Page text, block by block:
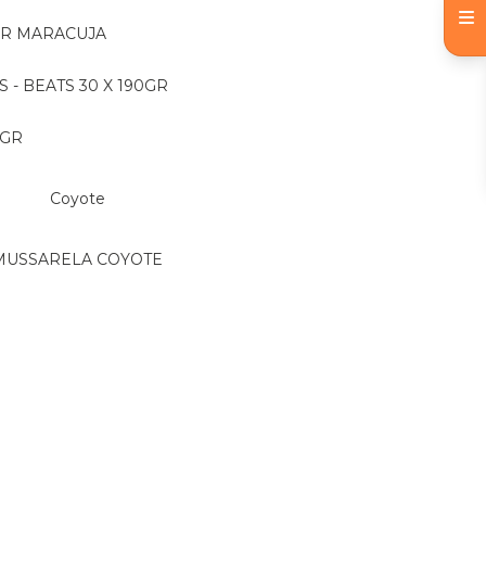
MARACUJA
- BEATS 30 X 190GR
Coyote
MUSSARELA COYOTE